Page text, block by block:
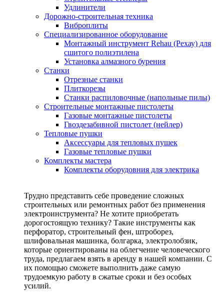
Удлинители
Дорожно-строительная техника
Виброплиты
Специализированное оборудование
Монтажный инструмент Rehau (Рехау) для
сшитого полиэтилена
Установка алмазного бурения
Станки
Отрезные станки
Плиткорезы
Станки распиловочные (напольные пилы)
Строительные монтажные пистолеты
Газовые монтажные пистолеты
Гвоздезабивной пистолет (нейлер)
Тепловые пушки
Аксессуары для тепловых пушек
Газовые тепловые пушки
Комплекты мастера
Комплекты оборудовния для электрика
Трудно представить себе проведение сложных
строительных или ремонтных работ без применения
электроинструмента? Не хотите приобретать
дорогостоящую технику? Такие инструменты как
перфоратор, строительный фен, штроборез,
шлифовальная машинка, болгарка, электролобзик,
которые ориентированы на облегчение человеческого
труда, предлагаем взять в аренду в нашей компании. С
их помощью сможете выполнить даже самую
трудоемкую работу в сжатые сроки и без особых
усилий.